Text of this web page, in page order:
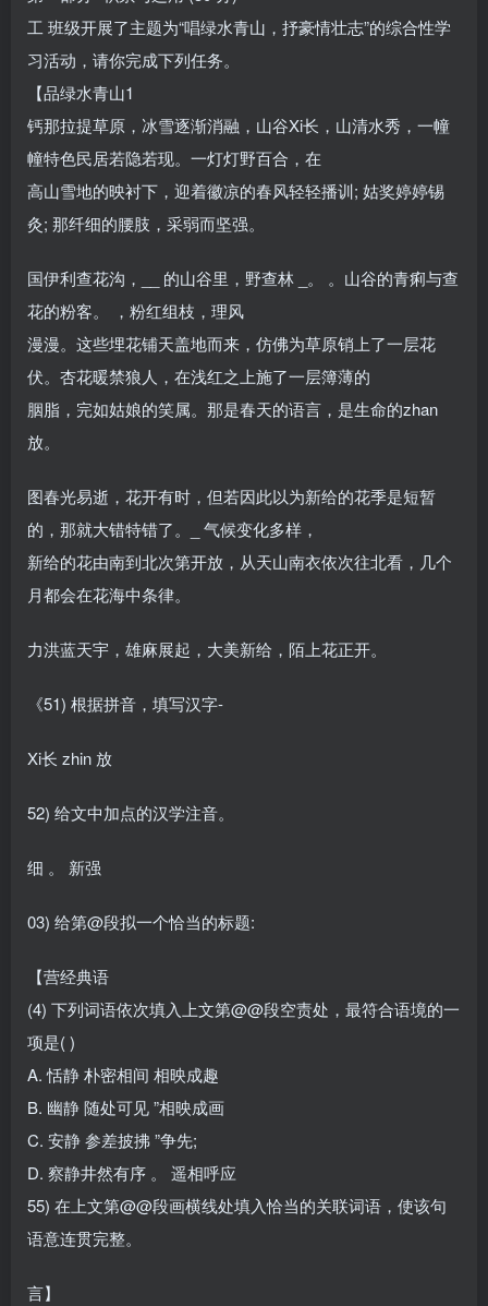
工 班级开展了主题为“唱绿水青山，抒豪情壮志”的综合性学
习活动，请你完成下列任务。
【品绿水青山1
钙那拉提草原，冰雪逐渐消融，山谷Xi长，山清水秀，一幢
幢特色民居若隐若现。一灯灯野百合，在
高山雪地的映衬下，迎着徽凉的春风轻轻播训; 姑奖婷婷锡
灸; 那纤细的腰肢，采弱而坚强。
国伊利查花沟，__ 的山谷里，野查林 _。 。山谷的青痢与查
花的粉客。 ，粉红组枝，理风
漫漫。这些埋花铺天盖地而来，仿佛为草原销上了一层花
伏。杏花暖禁狼人，在浅红之上施了一层簿薄的
胭脂，完如姑娘的笑属。那是春天的语言，是生命的zhan
放。
图春光易逝，花开有时，但若因此以为新给的花季是短暂
的，那就大错特错了。_ 气候变化多样，
新给的花由南到北次第开放，从天山南衣依次往北看，几个
月都会在花海中条律。
力洪蓝天宇，雄麻展起，大美新给，陌上花正开。
《51) 根据拼音，填写汉字-
Xi长 zhin 放
52) 给文中加点的汉学注音。
细 。 新强
03) 给第@段拟一个恰当的标题:
【营经典语
(4) 下列词语依次填入上文第@@段空责处，最符合语境的一
项是( )
A. 恬静 朴密相间 相映成趣
B. 幽静 随处可见 ”相映成画
C. 安静 参差披拂 ”争先;
D. 察静井然有序 。 遥相呼应
55) 在上文第@@段画横线处填入恰当的关联词语，使该句
语意连贯完整。
言】